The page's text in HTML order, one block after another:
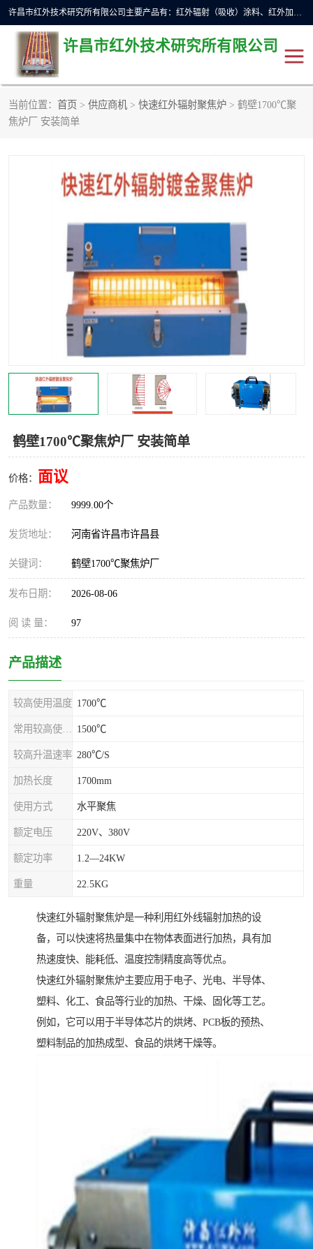
许昌市红外技术研究所有限公司主要产品有：红外辐射（吸收）涂料、红外加热元件、红外辐射加热模块（板）、红外辐射加热炉（箱）、快速红外辐射加热器、系列高端红外加热实验设备、系列红外加热控制器等。
许昌市红外技术研究所有限公司
当前位置： 首页 > 供应商机 > 快速红外辐射聚焦炉 > 鹤壁1700℃聚
焦炉厂 安装简单
鹤壁1700℃聚焦炉厂 安装简单
价格： 面议
产品数量： 9999.00个
发货地址： 河南省许昌市许昌县
关键词： 鹤壁1700℃聚焦炉厂
发布日期： 2026-08-06
阅 读 量： 97
产品描述
较高使用温度 1700℃
1500℃
较高升温速率 280℃/S
加热长度 1700mm
使用方式 水平聚焦
额定电压 220V、380V
额定功率 1.2—24KW
重量 22.5KG
快速红外辐射聚焦炉是一种利用红外线辐射加热的设
备，可以快速将热量集中在物体表面进行加热，具有加
热速度快、能耗低、温度控制精度高等优点。
快速红外辐射聚焦炉主要应用于电子、光电、半导体、
塑料、化工、食品等行业的加热、干燥、固化等工艺。
例如，它可以用于半导体芯片的烘烤、PCB板的预热、
塑料制品的加热成型、食品的烘烤干燥等。
红外加热设备
红外辐射加热模块 定制红外加热实验设备
红外加热元件 红外辐射吸收涂料
高端红外加热实验设备
红外加热控制器
热环境试验设备
红外辐射表面材料 定波长红外辐射加热器
快速红外辐射聚焦炉